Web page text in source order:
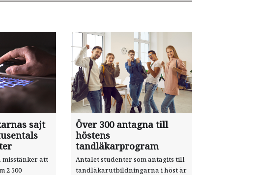
sajt
att
2 500
Över 300 antagna till
höstens
tandläkarprogram
Antalet studenter som antagits till
tandläkarutbildningarna i höst är